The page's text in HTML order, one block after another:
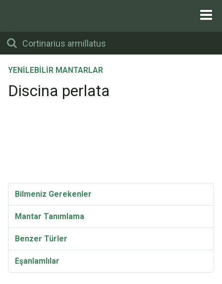
YENILEBILIR MANTARLAR
Discina perlata
Bilmeniz Gerekenler
Mantar Tanımlama
Benzer Türler
Eşanlamlılar